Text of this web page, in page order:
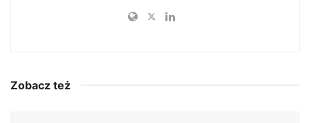
Zobacz też